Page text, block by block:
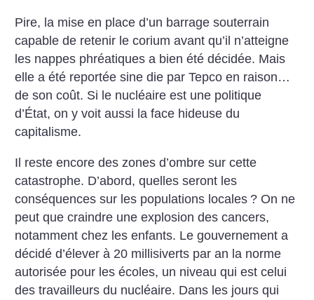
Pire, la mise en place d’un barrage souterrain
capable de retenir le corium avant qu’il n’atteigne
les nappes phréatiques a bien été décidée. Mais
elle a été reportée sine die par Tepco en raison…
de son coût. Si le nucléaire est une politique
d’État, on y voit aussi la face hideuse du
capitalisme.
Il reste encore des zones d’ombre sur cette
catastrophe. D’abord, quelles seront les
conséquences sur les populations locales ? On ne
peut que craindre une explosion des cancers,
notamment chez les enfants. Le gouvernement a
décidé d’élever à 20 millisiverts par an la norme
autorisée pour les écoles, un niveau qui est celui
des travailleurs du nucléaire. Dans les jours qui